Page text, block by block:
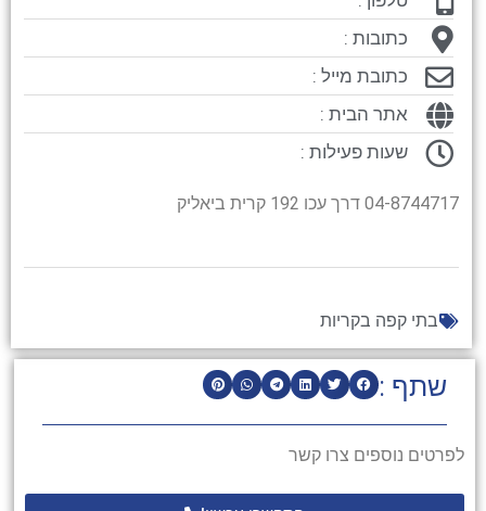
שתף :
לפרטים נוספים צרו קשר
כתובות :
כתובת מייל :
אתר הבית :
שעות פעילות :
04-8744717 דרך עכו 192 קרית ביאליק
בתי קפה בקריות